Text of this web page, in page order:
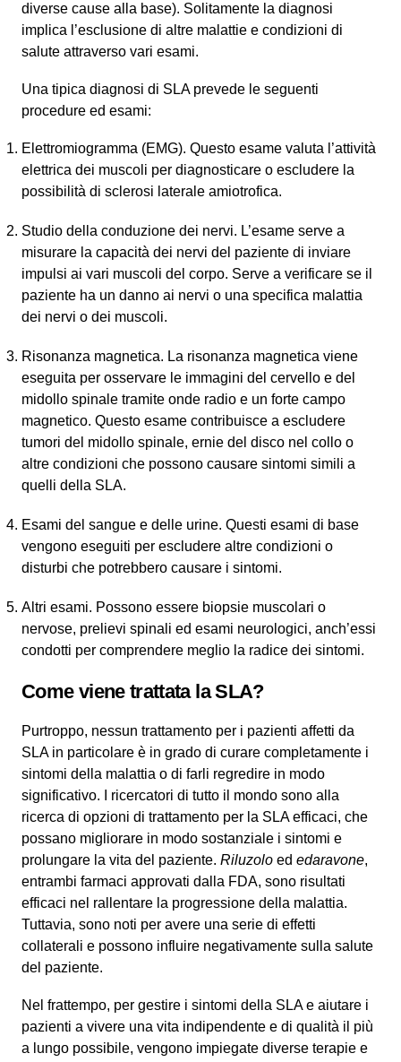
diverse cause alla base). Solitamente la diagnosi
implica l’esclusione di altre malattie e condizioni di
salute attraverso vari esami.
Una tipica diagnosi di SLA prevede le seguenti
procedure ed esami:
Elettromiogramma (EMG). Questo esame valuta l’attività
elettrica dei muscoli per diagnosticare o escludere la
possibilità di sclerosi laterale amiotrofica.
Studio della conduzione dei nervi. L’esame serve a
misurare la capacità dei nervi del paziente di inviare
impulsi ai vari muscoli del corpo. Serve a verificare se il
paziente ha un danno ai nervi o una specifica malattia
dei nervi o dei muscoli.
Risonanza magnetica. La risonanza magnetica viene
eseguita per osservare le immagini del cervello e del
midollo spinale tramite onde radio e un forte campo
magnetico. Questo esame contribuisce a escludere
tumori del midollo spinale, ernie del disco nel collo o
altre condizioni che possono causare sintomi simili a
quelli della SLA.
Esami del sangue e delle urine. Questi esami di base
vengono eseguiti per escludere altre condizioni o
disturbi che potrebbero causare i sintomi.
Altri esami. Possono essere biopsie muscolari o
nervose, prelievi spinali ed esami neurologici, anch’essi
condotti per comprendere meglio la radice dei sintomi.
Come viene trattata la SLA?
Purtroppo, nessun trattamento per i pazienti affetti da
SLA in particolare è in grado di curare completamente i
sintomi della malattia o di farli regredire in modo
significativo. I ricercatori di tutto il mondo sono alla
ricerca di opzioni di trattamento per la SLA efficaci, che
possano migliorare in modo sostanziale i sintomi e
prolungare la vita del paziente. Riluzolo ed edaravone,
entrambi farmaci approvati dalla FDA, sono risultati
efficaci nel rallentare la progressione della malattia.
Tuttavia, sono noti per avere una serie di effetti
collaterali e possono influire negativamente sulla salute
del paziente.
Nel frattempo, per gestire i sintomi della SLA e aiutare i
pazienti a vivere una vita indipendente e di qualità il più
a lungo possibile, vengono impiegate diverse terapie e